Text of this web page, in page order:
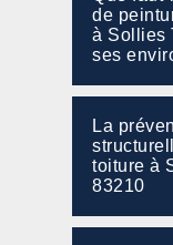
de
à Sollies
ses
La
toiture à
83210